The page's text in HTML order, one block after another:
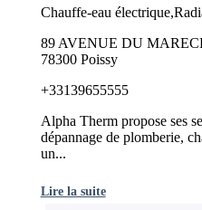
Chauffe-eau
89 AVENUE DU
78300 Poissy
+33139655555
Alpha Therm propose ses
dépannage de plomberie,
un...
Lire la suite